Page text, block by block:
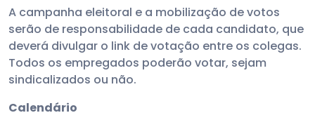
A campanha eleitoral e a mobilização de votos
serão de responsabilidade de cada candidato, que
deverá divulgar o link de votação entre os colegas.
Todos os empregados poderão votar, sejam
sindicalizados ou não.
Calendário